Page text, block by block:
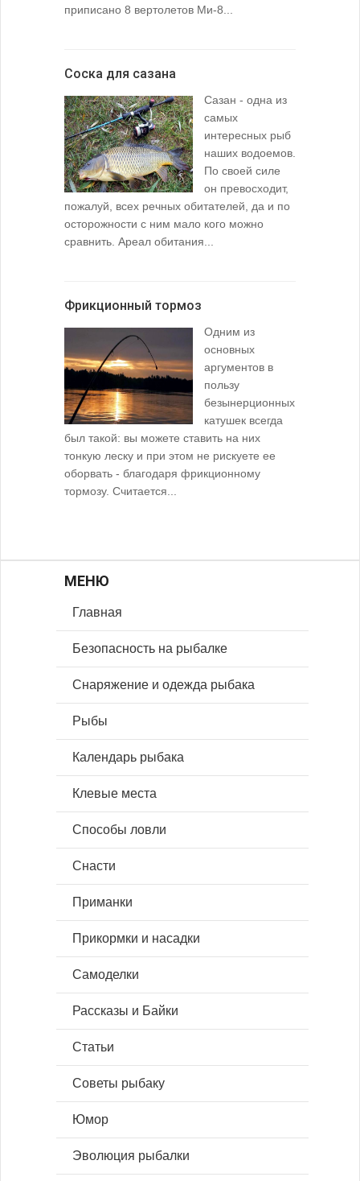
приписано 8 вертолетов Ми-8...
Соска для сазана
Сазан - одна из
самых
интересных рыб
наших водоемов.
По своей силе
он превосходит,
пожалуй, всех речных обитателей, да и по
осторожности с ним мало кого можно
сравнить. Ареал обитания...
Фрикционный тормоз
Одним из
основных
аргументов в
пользу
безынерционных
катушек всегда
был такой: вы можете ставить на них
тонкую леску и при этом не рискуете ее
оборвать - благодаря фрикционному
тормозу. Считается...
МЕНЮ
Главная
Безопасность на рыбалке
Снаряжение и одежда рыбака
Рыбы
Календарь рыбака
Клевые места
Способы ловли
Снасти
Приманки
Прикормки и насадки
Самоделки
Рассказы и Байки
Статьи
Советы рыбаку
Юмор
Эволюция рыбалки